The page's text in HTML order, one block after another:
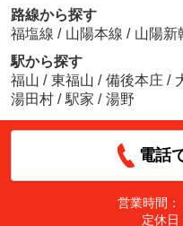
路線から探す
福塩線 / 山陽本線 / 山陽新
駅から探す
福山 / 東福山 / 備後本庄 /
湯田村 / 駅家 / 湯野
電話
営業時間：
定休日